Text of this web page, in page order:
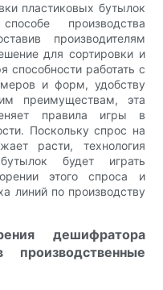
пластиковых бутылок
производства
производителям
для сортировки и
способности работать с
и форм, удобству
преимуществам, эта
правила игры в
Поскольку спрос на
расти, технология
будет играть
этого спроса и
линий по производству
дешифратора